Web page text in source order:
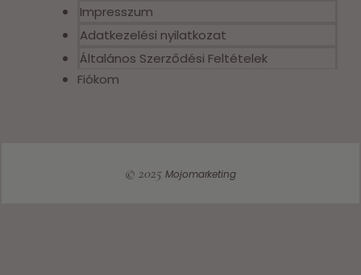
Impresszum
Adatkezelési nyilatkozat
Általános Szerződési Feltételek
Fiókom
© 2025Mojomarketing